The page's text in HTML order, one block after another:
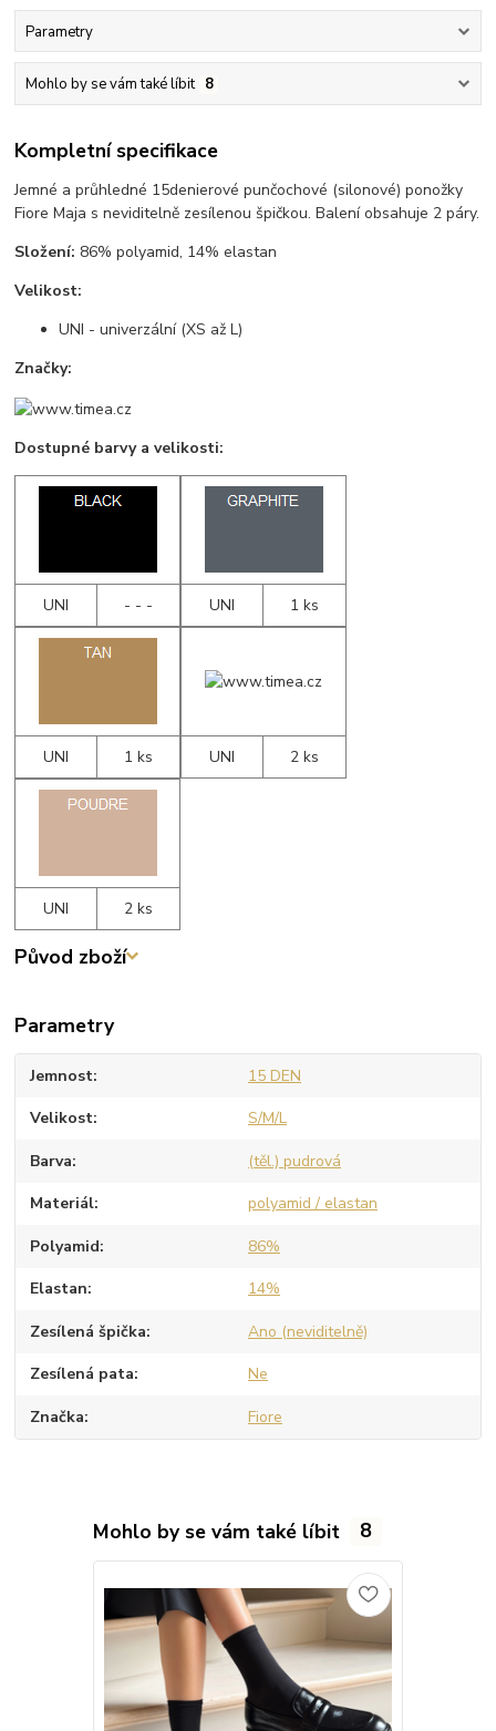
Parametry
Mohlo by se vám také líbit 8
Kompletní specifikace
Jemné a průhledné 15denierové punčochové (silonové) ponožky
Fiore Maja s neviditelně zesílenou špičkou. Balení obsahuje 2 páry.
Složení: 86% polyamid, 14% elastan
Velikost:
UNI - univerzální (XS až L)
Značky:
Dostupné barvy a velikosti:
UNI - - - UNI 1 ks
UNI 1 ks UNI 2 ks
UNI 2 ks
Původ zboží
Parametry
Jemnost 15 DEN
Velikost S/M/L
Barva (těl.) pudrová
Materiál polyamid / elastan
Polyamid 86%
Elastan 14%
Zesílená špička Ano (neviditelně)
Zesílená pata Ne
Značka Fiore
Mohlo by se vám také líbit 8